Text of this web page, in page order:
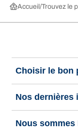
Accueil Trouvez le
Choisir le bon
Nos dernières
Nous